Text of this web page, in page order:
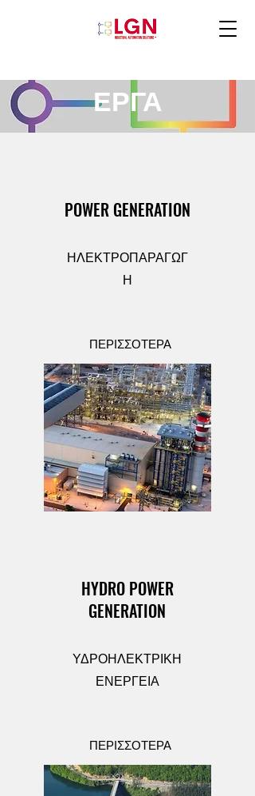
ΕΡΓΑ
POWER GENERATION
ΗΛΕΚΤΡΟΠΑΡΑΓΩΓ
Η
ΠΕΡΙΣΣΟΤΕΡΑ
HYDRO POWER
GENERATION
ΥΔΡΟΗΛΕΚΤΡΙΚΗ
ΕΝΕΡΓΕΙΑ
ΠΕΡΙΣΣΟΤΕΡΑ